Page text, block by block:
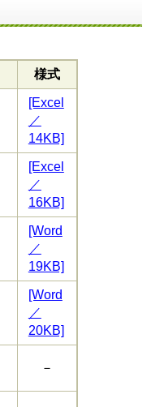
様式
[Excel
／
14KB]
[Excel
／
16KB]
[Word
／
19KB]
[Word
／
20KB]
－